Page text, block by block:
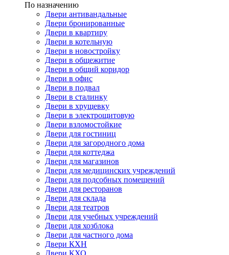
По назначению
Двери антивандальные
Двери бронированные
Двери в квартиру
Двери в котельную
Двери в новостройку
Двери в общежитие
Двери в общий коридор
Двери в офис
Двери в подвал
Двери в сталинку
Двери в хрущевку
Двери в электрощитовую
Двери взломостойкие
Двери для гостиниц
Двери для загородного дома
Двери для коттеджа
Двери для магазинов
Двери для медицинских учреждений
Двери для подсобных помещений
Двери для ресторанов
Двери для склада
Двери для театров
Двери для учебных учреждений
Двери для хозблока
Двери для частного дома
Двери КХН
Двери КХО